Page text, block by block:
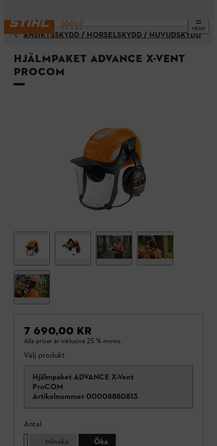
MENU
ANSIKTSSKYDD / HÖRSELSKYDD / HUVUDSKYDD
Hjälmpaket ADVANCE X-Vent
ProCOM
7 690,00 KR
Alla priser är inklusive 25 % moms.
Välj produkt
Hjälmpaket ADVANCE X-Vent
ProCOM
Artikelnummer 00008880813
Antal
Minska
Öka